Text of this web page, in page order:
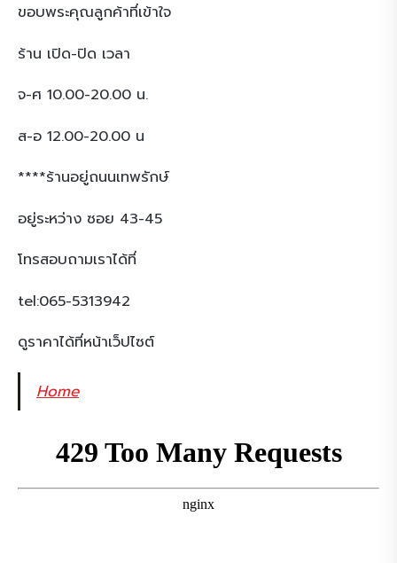
ขอบพระคุณลูกค้าที่เข้าใจ
ร้าน เปิด-ปิด เวลา
จ-ศ 10.00-20.00 น.
ส-อ 12.00-20.00 น
****ร้านอยู่ถนนเทพรักษ์
อยู่ระหว่าง ซอย 43-45
โทรสอบถามเราได้ที่
tel:065-5313942
ดูราคาได้ที่หน้าเว็ปไซต์
Home